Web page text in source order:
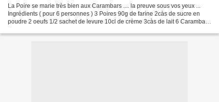
La Poire se marie très bien aux Carambars .... la preuve sous vos yeux ...
Ingrédients ( pour 6 personnes ) 3 Poires 90g de farine 2càs de sucre en
poudre 2 oeufs 1/2 sachet de levure 10cl de crème 3càs de lait 6 Carambars